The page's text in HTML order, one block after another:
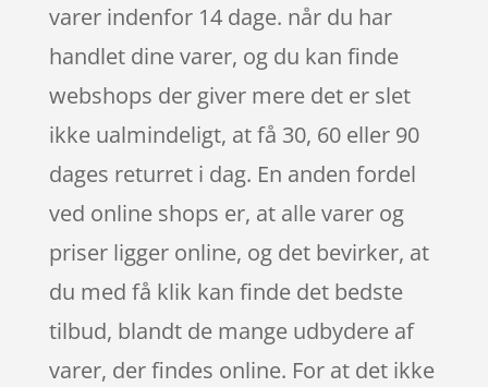
varer indenfor 14 dage. når du har
handlet dine varer, og du kan finde
webshops der giver mere det er slet
ikke ualmindeligt, at få 30, 60 eller 90
dages returret i dag. En anden fordel
ved online shops er, at alle varer og
priser ligger online, og det bevirker, at
du med få klik kan finde det bedste
tilbud, blandt de mange udbydere af
varer, der findes online. For at det ikke